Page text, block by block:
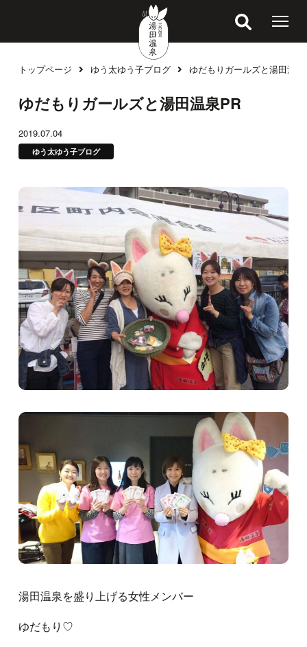
トップページ ゆう太ゆう子ブログ ゆだもりガールズと湯田温
ブログ
ゆだもりガールズと湯田温泉PR
2019.07.04
ゆう太ゆう子ブログ
湯田温泉を盛り上げる女性メンバー
ゆだもり♡